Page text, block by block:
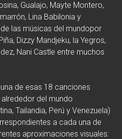
Gualajo, Mayte Montero,
Lina Babilonia y
las músicas del mundopor
Dizzy Mandjeku, la Yegros,
Nani Castle entre muchos
de esas 18 canciones
del mundo
Tailandia, Perú y Venezuela)
a cada una de
aproximaciones visuales: